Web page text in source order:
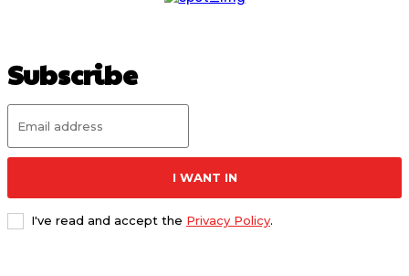
Subscribe
I WANT IN
I've read and accept the Privacy Policy.